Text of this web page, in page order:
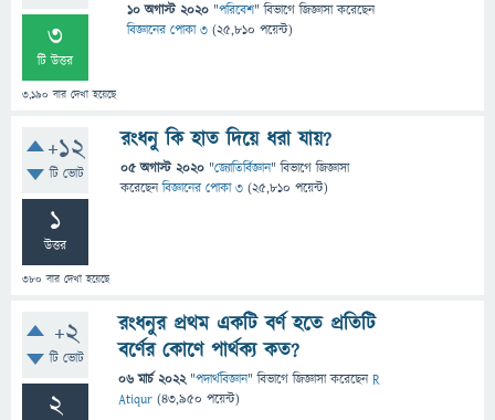
3
টি উত্তর
3,190 বার দেখা হয়েছে
10 অগাস্ট 2020 "পরিবেশ" বিভাগে জিজ্ঞাসাকরেছেন
বিজ্ঞানের পোকা ৩ (25,810 পয়েন্ট)
+12
টি ভোট
1
উত্তর
380 বার দেখা হয়েছে
রংধনু কি হাত দিয়ে ধরা যায়?
05 অগাস্ট 2020 "জ্যোতির্বিজ্ঞান" বিভাগে জিজ্ঞাসা
করেছেনবিজ্ঞানের পোকা ৩ (25,810 পয়েন্ট)
+2
টি ভোট
2
রংধনুর প্রথম একটি বর্ণ হতে প্রতিটি
বর্ণের কোণে পার্থক্য কত?
06 মার্চ 2022 "পদার্থবিজ্ঞান" বিভাগে জিজ্ঞাসাকরেছেনR
Atiqur (43,950 পয়েন্ট)